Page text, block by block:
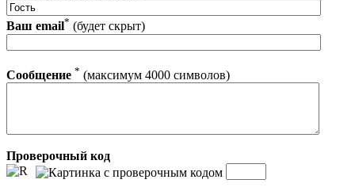
Ваш email* (будет скрыт)
Сообщение * (максимум 4000 символов)
Проверочный код